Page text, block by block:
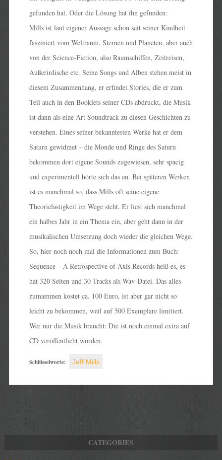
gefunden hat. Oder die Lösung hat ihn gefunden:
Mills ist laut eigener Aussage schon seit seiner Kindheit
fasziniert vom Weltraum, Sternen und Planeten, aber auch
von der Science-Fiction, also Raumschiffen, Zeitreisen,
Außerirdische etc. Seine Songs und Alben stehen meist in
diesem Zusammenhang, er erfindet Stories, die er zum
Teil auch in den Booklets seiner CDs abdruckt, die Musik
ist dann als eine Art Soundtrack zu diesen Geschichten zu
verstehen. Eines seiner bekanntesten Werke hat er dem
Saturn gewidmet – die Monde und Ringe des Saturn
bekommen dort eigene Sounds zugewiesen, sehr spacig
und experimentell hörte sich das an. Bei späteren Werken
ist es manchmal so, dass Mills oft seine eigene
Theorielastigkeit im Wege steht. Er liest sich manchmal
ein halbes Jahr in ein Thema ein, aber geht dann in der
musikalischen Umsetzung doch wieder die gleichen Wege.
So, hier noch noch mal die Informationen zum Buch:
Sequence – A Retrospective of Axis Records heiß es, es
hat 320 Seiten und 30 Tracks als Wav-Datei. Das alles
zumammen kostet ca. 100 Euro, ist aber gar nicht so
leicht zu bekommen, weil auf 500 Exemplare limitiert.
Wer nur die Musik braucht: Die ist noch einmal extra auf
CD veröffentlicht worden.
Schlüsselworte: Jeff Mills